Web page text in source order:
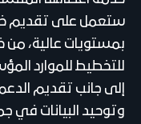
ستعمل على تقديم
بمستويات عالية، من
للتخطيط للموارد
إلى جانب تقديم
وتوحيد البيانات في